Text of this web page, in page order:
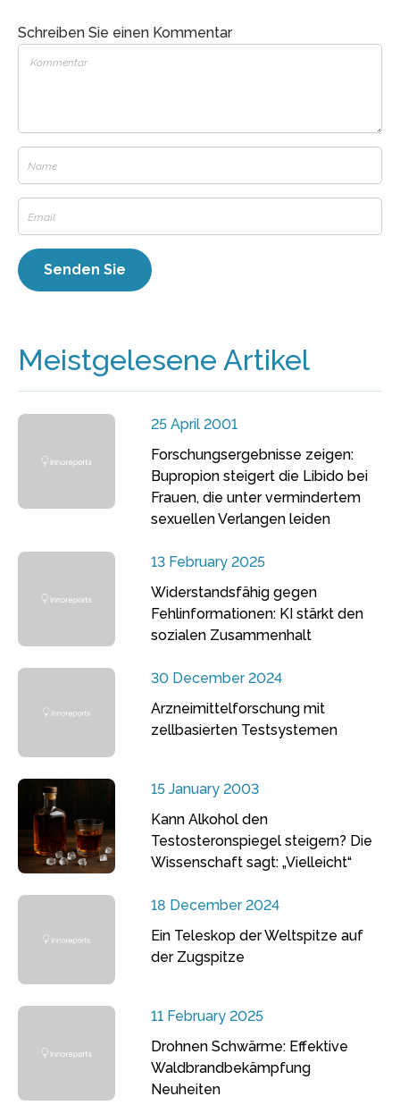
Schreiben Sie einen Kommentar
Meistgelesene Artikel
25 April 2001
Forschungsergebnisse zeigen:
Bupropion steigert die Libido bei
Frauen, die unter vermindertem
sexuellen Verlangen leiden
13 February 2025
Widerstandsfähig gegen
Fehlinformationen: KI stärkt den
sozialen Zusammenhalt
30 December 2024
Arzneimittelforschung mit
zellbasierten Testsystemen
15 January 2003
Kann Alkohol den
Testosteronspiegel steigern? Die
Wissenschaft sagt: „Vielleicht“
18 December 2024
Ein Teleskop der Weltspitze auf
der Zugspitze
11 February 2025
Drohnen Schwärme: Effektive
Waldbrandbekämpfung
Neuheiten